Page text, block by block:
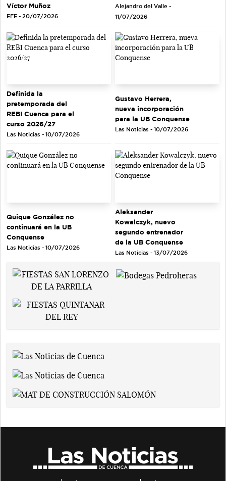
Víctor Muñoz
EFE - 20/07/2026
Alejandro del Valle -
11/07/2026
Definida la
pretemporada del
REBI Cuenca para el
curso 2026/27
Las Noticias - 10/07/2026
Gustavo Herrera,
nueva incorporación
para la UB Conquense
Las Noticias - 10/07/2026
Quique González no
continuará en la UB
Conquense
Las Noticias - 10/07/2026
Aleksander
Kowalczyk, nuevo
segundo entrenador
de la UB Conquense
Las Noticias - 13/07/2026